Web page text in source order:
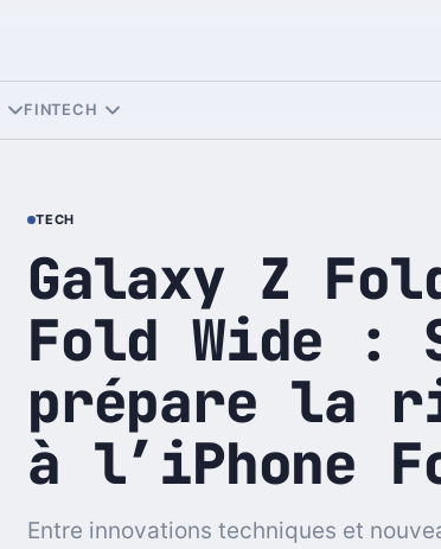
FINTECH
TECH
Galaxy Z
Fold Wide :
prépare la
à l’iPhone
Entre innovations techniques et